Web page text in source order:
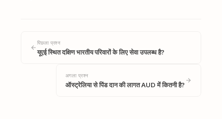
पिछला प्रश्न
यूएई स्थित दक्षिण भारतीय परिवारों के लिए सेवा उपलब्ध है?
अगला प्रश्न
ऑस्ट्रेलिया से पिंड दान की लागत AUD में कितनी है?